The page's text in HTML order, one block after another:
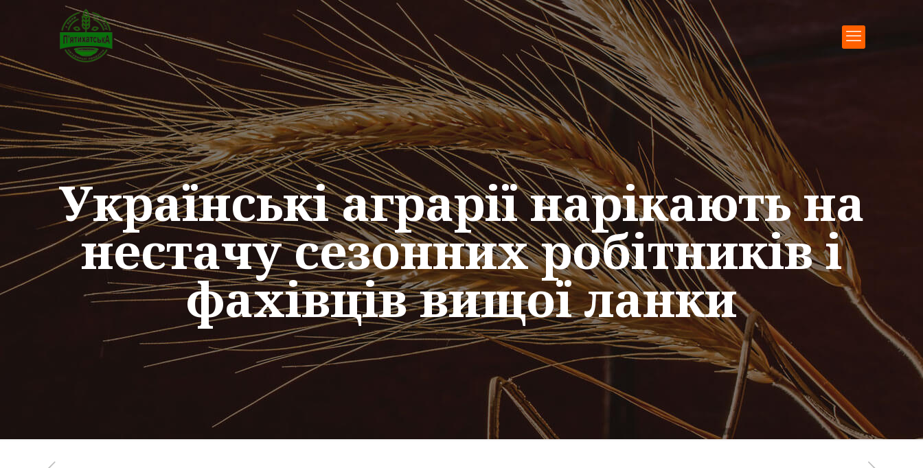
Українські аграрії нарікають на
нестачу сезонних робітників і
фахівців вищої ланки